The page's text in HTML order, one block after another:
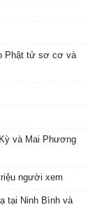
Phật tử sơ cơ và
và Mai Phương
người xem
tại Ninh Bình và